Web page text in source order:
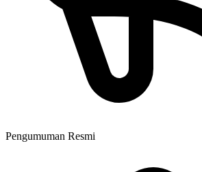
Pengumuman Resmi